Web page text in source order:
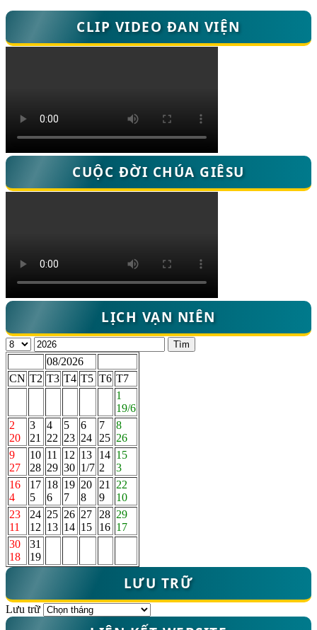
CLIP VIDEO ĐAN VIỆN
CUỘC ĐỜI CHÚA GIÊSU
LỊCH VẠN NIÊN
Tìm
08/2026
CN T2 T3 T4 T5 T6 T7
1
19/6
2
20
3
21
4
22
5
23
6
24
7
25
8
26
9
27
10
28
11
29
12
30
13
1/7
14
2
15
3
16
4
17
5
18
6
19
7
20
8
21
9
22
10
23
11
24
12
25
13
26
14
27
15
28
16
29
17
30
18
31
19
LƯU TRỮ
Lưu trữ